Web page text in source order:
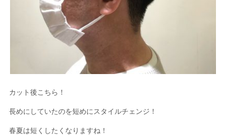
カット後こちら！
長めにしていたのを短めにスタイルチェンジ！
春夏は短くしたくなりますね！